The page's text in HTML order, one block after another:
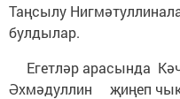
Таңсылу
булдылар.
Егетләр арасында
Әхмәдуллин җиңеп